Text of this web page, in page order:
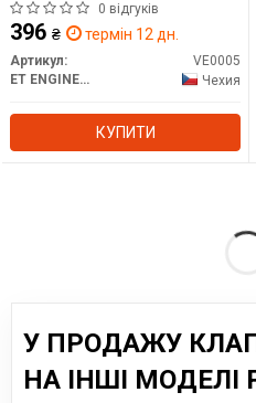
0 відгуків
396 ₴ термін 12 дн.
Артикул:
VE0005
ET ENGINETEAM
Чехия
КУПИТИ
У ПРОДАЖУ
НА ІНШІ МОДЕЛІ